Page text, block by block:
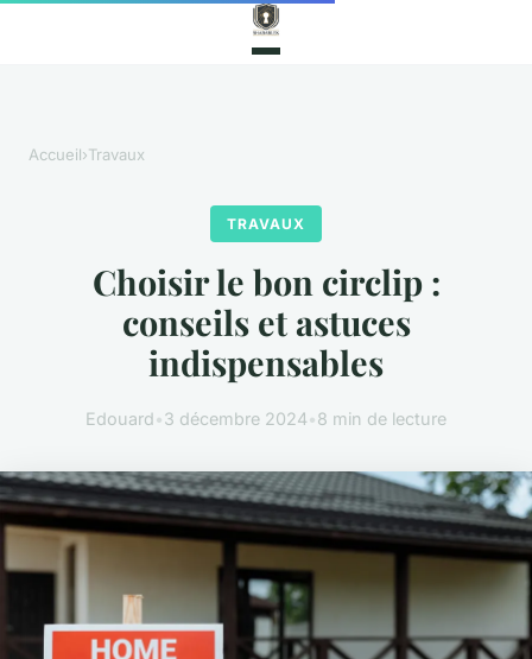
Accueil›Travaux
TRAVAUX
Choisir le bon circlip :
conseils et astuces
indispensables
Edouard•3 décembre 2024•8 min de lecture